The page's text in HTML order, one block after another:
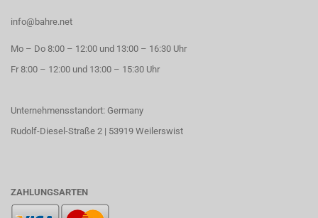
info@bahre.net
Mo – Do 8:00 – 12:00 und 13:00 – 16:30 Uhr
Fr 8:00 – 12:00 und 13:00 – 15:30 Uhr
Unternehmensstandort: Germany
Rudolf-Diesel-Straße 2 | 53919 Weilerswist
ZAHLUNGSARTEN